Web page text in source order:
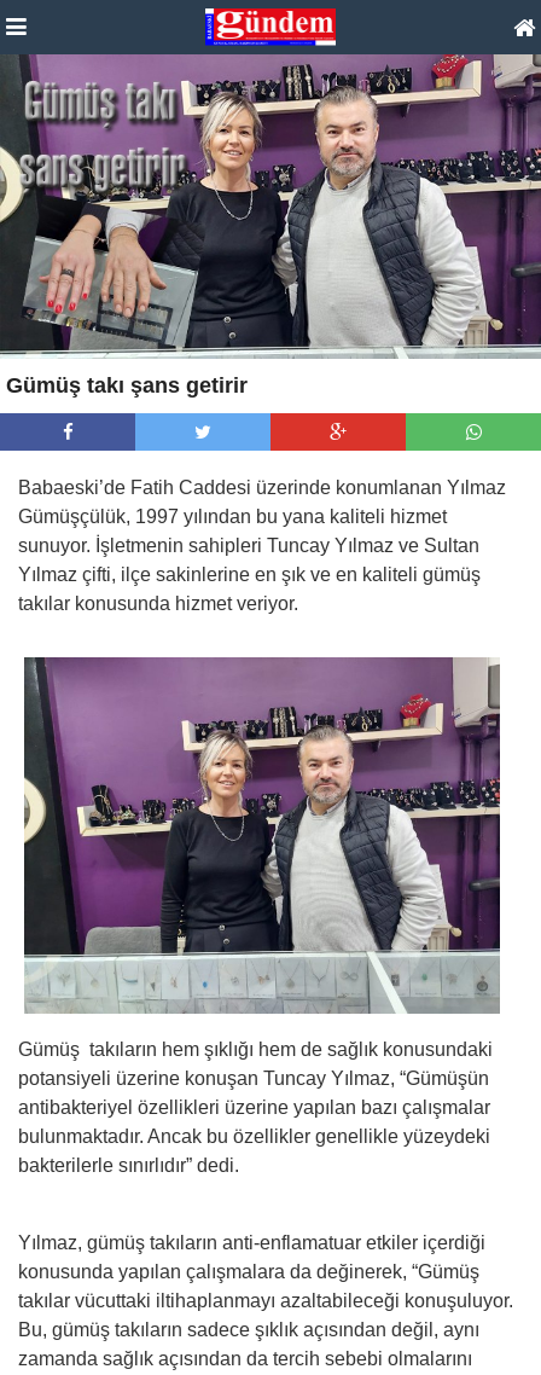
Gümüş takı şans getirir
Babaeski’de Fatih Caddesi üzerinde konumlanan Yılmaz
Gümüşçülük, 1997 yılından bu yana kaliteli hizmet
sunuyor. İşletmenin sahipleri Tuncay Yılmaz ve Sultan
Yılmaz çifti, ilçe sakinlerine en şık ve en kaliteli gümüş
takılar konusunda hizmet veriyor.
Gümüş takıların hem şıklığı hem de sağlık konusundaki
potansiyeli üzerine konuşan Tuncay Yılmaz, “Gümüşün
antibakteriyel özellikleri üzerine yapılan bazı çalışmalar
bulunmaktadır. Ancak bu özellikler genellikle yüzeydeki
bakterilerle sınırlıdır” dedi.
Yılmaz, gümüş takıların anti-enflamatuar etkiler içerdiği
konusunda yapılan çalışmalara da değinerek, “Gümüş
takılar vücuttaki iltihaplanmayı azaltabileceği konuşuluyor.
Bu, gümüş takıların sadece şıklık açısından değil, aynı
zamanda sağlık açısından da tercih sebebi olmalarını